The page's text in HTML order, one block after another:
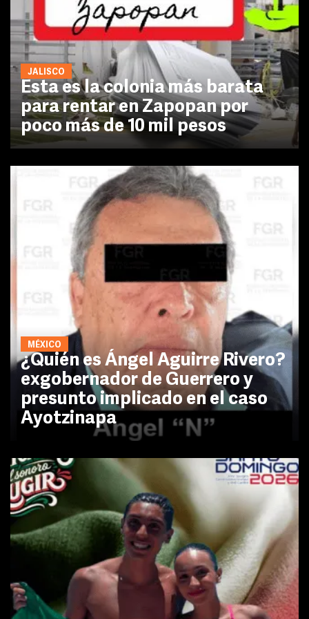
JALISCO
Esta es la colonia más barata
para rentar en Zapopan por
poco más de 10 mil pesos
MÉXICO
¿Quién es Ángel Aguirre Rivero?
exgobernador de Guerrero y
presunto implicado en el caso
Ayotzinapa